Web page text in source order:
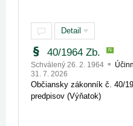
Detail
40/1964 Zb. N
Schválený 26. 2. 1964
31. 7. 2026
Občiansky zákonník č. 40/
predpisov (Výňatok)